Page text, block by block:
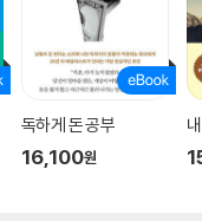
독하게 돈 공부
16,100원